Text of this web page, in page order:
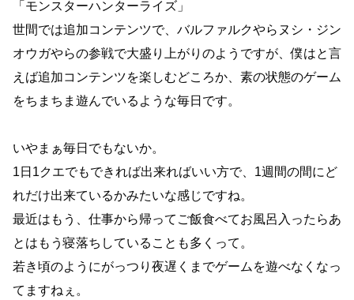
「モンスターハンターライズ」
世間では追加コンテンツで、バルファルクやらヌシ・ジン
オウガやらの参戦で大盛り上がりのようですが、僕はと言
えば追加コンテンツを楽しむどころか、素の状態のゲーム
をちまちま遊んでいるような毎日です。
いやまぁ毎日でもないか。
1日1クエでもできれば出来ればいい方で、1週間の間にど
れだけ出来ているかみたいな感じですね。
最近はもう、仕事から帰ってご飯食べてお風呂入ったらあ
とはもう寝落ちしていることも多くって。
若き頃のようにがっつり夜遅くまでゲームを遊べなくなっ
てますねぇ。